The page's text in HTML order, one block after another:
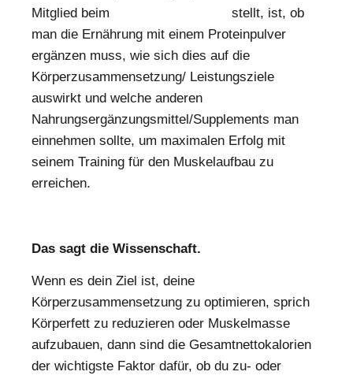
Mitglied beim
stellt, ist, ob
man die Ernährung mit einem Proteinpulver
ergänzen muss, wie sich dies auf die
Körperzusammensetzung/ Leistungsziele
auswirkt und welche anderen
Nahrungsergänzungsmittel/Supplements man
einnehmen sollte, um maximalen Erfolg mit
seinem Training für den Muskelaufbau zu
erreichen.
Das sagt die Wissenschaft.
Wenn es dein Ziel ist, deine
Körperzusammensetzung zu optimieren, sprich
Körperfett zu reduzieren oder Muskelmasse
aufzubauen, dann sind die Gesamtnettokalorien
der wichtigste Faktor dafür, ob du zu- oder